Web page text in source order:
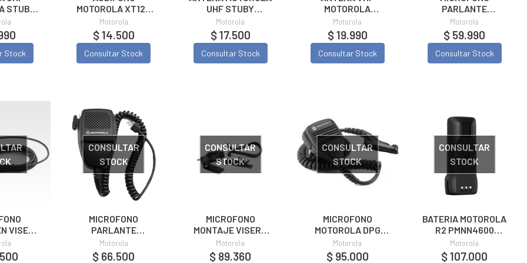
STUBY
Stock
MOTOROLA XT120
Blanco
Motorola
$ 14.500
Consultar Stock
UHF STUBY
PMAE4070
Motorola
$ 17.500
Consultar Stock
MOTOROLA
DGP5000/8000
PMAD4118A
Motorola
$ 19.990
Consultar Stock
PARLANTE
MOTOROLA DEP450
EP450 EP350
ORIGINAL
Motorola
$ 59.990
Consultar Stock
VISERA
CONSULTAR
STOCK
MICROFONO
PARLANTE
MOTOROLA
PMMN4090
Motorola
$ 66.500
CONSULTAR
STOCK
MICROFONO
MONTAJE VISERA
MOTOROLA
GMMN4065 DEM
Motorola
$ 89.360
CONSULTAR
STOCK
MICROFONO
MOTOROLA DPG
PMMN4040AL
Motorola
$ 95.000
CONSULTAR
STOCK
BATERIA MOTOROLA
R2 PMNN4600
2100MA
Motorola
$ 107.000